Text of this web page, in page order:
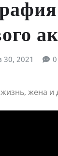
30, 2021 0